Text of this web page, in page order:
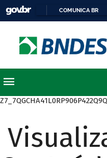
COMUNICA BR